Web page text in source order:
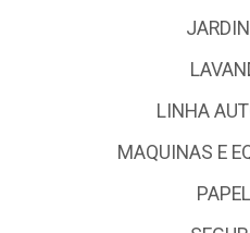
LINHA
MAQUINAS E